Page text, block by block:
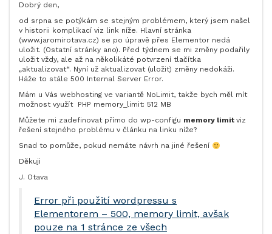
Dobrý den,
od srpna se potýkám se stejným problémem, který jsem našel
v historii komplikací viz link níže. Hlavní stránka
(www.jaromirotava.cz) se po úpravě přes Elementor nedá
uložit. (Ostatní stránky ano). Před týdnem se mi změny podařily
uložit vždy, ale až na několikáté potvrzení tlačítka
„aktualizovat“. Nyní už aktualizovat (uložit) změny nedokáži.
Háže to stále 500 Internal Server Error.
Mám u Vás webhosting ve variantě NoLimit, takže bych měl mít
možnost využít PHP memory_limit: 512 MB
Můžete mi zadefinovat přímo do wp-configu memory limit viz
řešení stejného problému v článku na linku níže?
Snad to pomůže, pokud nemáte návrh na jiné řešení
Děkuji
J. Otava
Error při použití wordpressu s
Elementorem – 500, memory limit, avšak
pouze na 1 stránce ze všech